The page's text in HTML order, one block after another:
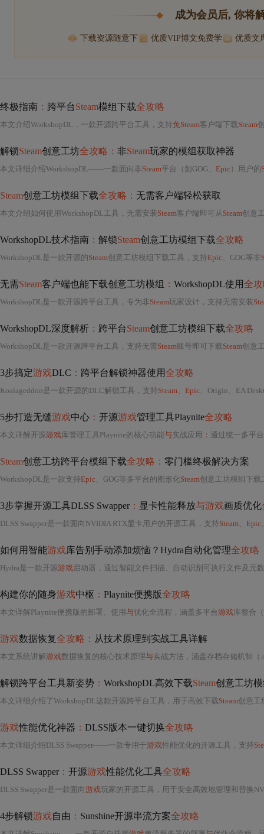
成为会员后, 你将
下载资源随意下 优质VIP博文免费学 优质文
终极指南 ： 跨平台Steam模组下载全攻略
本文介绍WorkshopDL，一款开源跨平台工具，支持免Steam客户端下载Steam创
解锁Steam创意工坊全攻略： 非Steam玩家的模组获取神器
本文详细介绍WorkshopDL——一款面向非Steam平台（如GOG、 Epic ）用户的
Steam创意工坊模组下载全攻略： 无需客户端轻松获取
本文介绍如何使用WorkshopDL工具，无需安装Steam客户端即可从Steam创意
WorkshopDL技术指南 ： 解锁Steam创意工坊模组下载全攻略
WorkshopDL是一款开源的Steam创意工坊模组下载工具，支持Epic 、GOG等非
无需Steam客户端也能下载创意工坊模组 ： WorkshopDL使用全
WorkshopDL是一款开源跨平台工具，专为非Steam玩家设计，支持无需安装
WorkshopDL深度解析 ： 跨平台Steam创意工坊模组下载全攻略
WorkshopDL是一款开源跨平台工具，支持无需Steam账号即可下载Steam创意
3步搞定游戏DLC ： 跨平台解锁神器使用全攻略
Koalageddon是一款开源的DLC解锁工具，支持Steam、 Epic 、Origin、EA Desktop
5步打造无缝游戏中心 ： 开源游戏管理工具Playnite全攻略
本文详解开源游戏 库管理工具Playnite的核心功能与实战应用 ： 通过统一多平
Steam创意工坊跨平台模组下载全攻略： 零门槛终极解决方案
WorkshopDL是一款支持Epic 、GOG等多平台的图形化Steam创意工坊模组下载
3步掌握开源工具DLSS Swapper ： 显卡性能释放与游戏画质优化
DLSS Swapper是一款面向NVIDIA RTX显卡用户的开源工具，支持Steam、 Epic
如何用智能游戏库告别手动添加烦恼？Hydra自动化管理全攻略
Hydra是一款开源游戏启动器，通过智能文件扫描、自动识别可执行文件及元
构建你的随身游戏中枢 ： Playnite便携版全攻略
本文详解Playnite便携版的部署、使用与优化全流程，涵盖多平台游戏 库整合（
游戏数据恢复全攻略： 从技术原理到实战工具详解
本文系统讲解游戏数据恢复的核心技术原理与实战方法，涵盖存档存储机制（.sav/
解锁跨平台工具新姿势 ： WorkshopDL高效下载Steam创意工坊
本文详细介绍了WorkshopDL这款开源跨平台工具，用于高效下载Steam创意工
游戏性能优化神器 ： DLSS版本一键切换全攻略
本文详细介绍DLSS Swapper——一款专用于游戏性能优化的开源工具，支持
DLSS Swapper ： 开源游戏性能优化工具全攻略
DLSS Swapper是一款面向游戏玩家的开源工具，用于安全高效地管理和替换NVIDIA DLSS
4步解锁游戏自由 ： Sunshine开源串流方案全攻略